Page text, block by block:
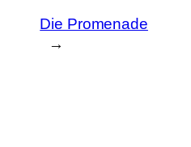
Die Promenade
→